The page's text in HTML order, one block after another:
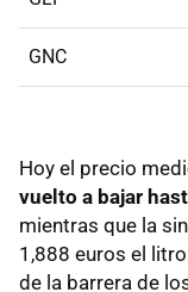
GNC
Hoy el precio
vuelto a bajar
mientras que la
1,888 euros el
de la barrera de